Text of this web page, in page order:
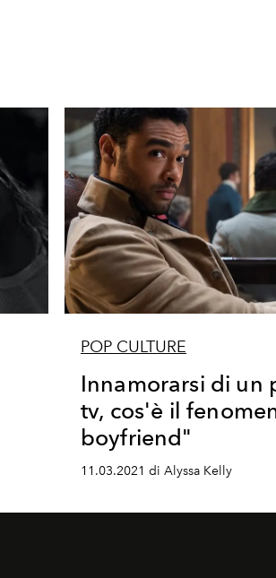
POP CULTURE
Innamorarsi di un
tv, cos'è il
boyfriend"
11.03.2021 di Alyssa Kelly